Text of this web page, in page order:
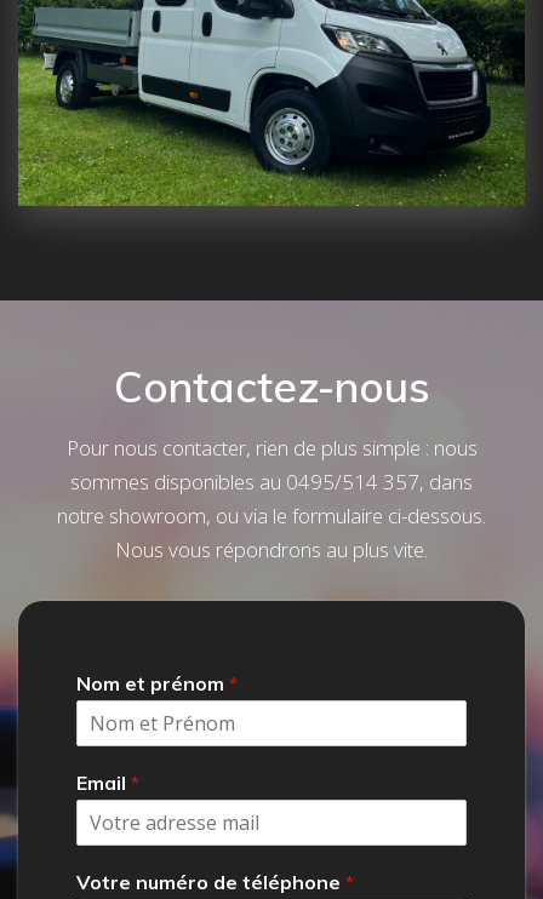
Contactez-nous
Pour nous contacter, rien de plus simple : nous
sommes disponibles au 0495/514 357, dans
notre showroom, ou via le formulaire ci-dessous.
Nous vous répondrons au plus vite.
Nom et prénom *
Email *
Votre numéro de téléphone *